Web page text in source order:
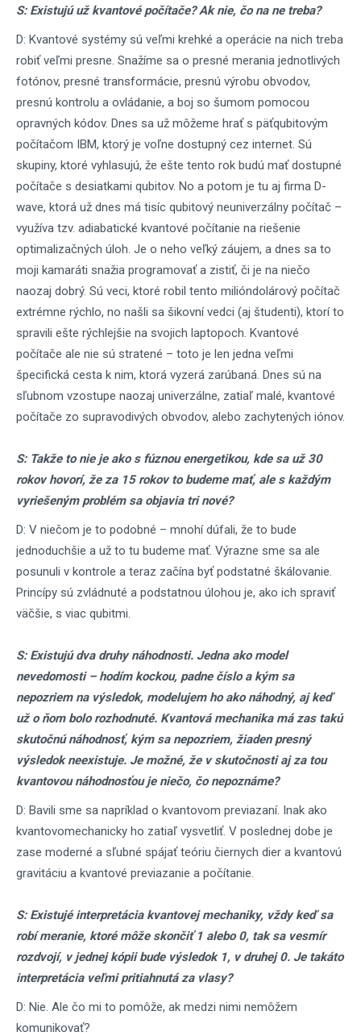
S: Existujú už kvantové počítače? Ak nie, čo na ne treba?
D: Kvantové systémy sú veľmi krehké a operácie na nich treba
robiť veľmi presne. Snažíme sa o presné merania jednotlivých
fotónov, presné transformácie, presnú výrobu obvodov,
presnú kontrolu a ovládanie, a boj so šumom pomocou
opravných kódov. Dnes sa už môžeme hrať s päťqubitovým
počítačom IBM, ktorý je voľne dostupný cez internet. Sú
skupiny, ktoré vyhlasujú, že ešte tento rok budú mať dostupné
počítače s desiatkami qubitov. No a potom je tu aj firma D-
wave, ktorá už dnes má tisíc qubitový neuniverzálny počítač –
využíva tzv. adiabatické kvantové počítanie na riešenie
optimalizačných úloh. Je o neho veľký záujem, a dnes sa to
moji kamaráti snažia programovať a zistiť, či je na niečo
naozaj dobrý. Sú veci, ktoré robil tento milióndolárový počítač
extrémne rýchlo, no našli sa šikovní vedci (aj študenti), ktorí to
spravili ešte rýchlejšie na svojich laptopoch. Kvantové
počítače ale nie sú stratené – toto je len jedna veľmi
špecifická cesta k nim, ktorá vyzerá zarúbaná. Dnes sú na
sľubnom vzostupe naozaj univerzálne, zatiaľ malé, kvantové
počítače zo supravodivých obvodov, alebo zachytených iónov.
S: Takže to nie je ako s fúznou energetikou, kde sa už 30
rokov hovorí, že za 15 rokov to budeme mať, ale s každým
vyriešeným problém sa objavia tri nové?
D: V niečom je to podobné – mnohí dúfali, že to bude
jednoduchšie a už to tu budeme mať. Výrazne sme sa ale
posunuli v kontrole a teraz začína byť podstatné škálovanie.
Princípy sú zvládnuté a podstatnou úlohou je, ako ich spraviť
väčšie, s viac qubitmi.
S: Existujú dva druhy náhodnosti. Jedna ako model
nevedomosti – hodím kockou, padne číslo a kým sa
nepozriem na výsledok, modelujem ho ako náhodný, aj keď
už o ňom bolo rozhodnuté. Kvantová mechanika má zas takú
skutočnú náhodnosť, kým sa nepozriem, žiaden presný
výsledok neexistuje. Je možné, že v skutočnosti aj za tou
kvantovou náhodnosťou je niečo, čo nepoznáme?
D: Bavili sme sa napríklad o kvantovom previazaní. Inak ako
kvantovomechanicky ho zatiaľ vysvetliť. V poslednej dobe je
zase moderné a sľubné spájať teóriu čiernych dier a kvantovú
gravitáciu a kvantové previazanie a počítanie.
S: Existujé interpretácia kvantovej mechaniky, vždy keď sa
robí meranie, ktoré môže skončiť 1 alebo 0, tak sa vesmír
rozdvojí, v jednej kópii bude výsledok 1, v druhej 0. Je takáto
interpretácia veľmi pritiahnutá za vlasy?
D: Nie. Ale čo mi to pomôže, ak medzi nimi nemôžem
komunikovať?